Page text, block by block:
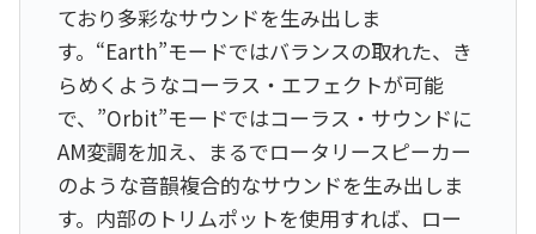
ており多彩なサウンドを生み出しま
す。“Earth”モードではバランスの取れた、き
らめくようなコーラス・エフェクトが可能
で、”Orbit”モードではコーラス・サウンドに
AM変調を加え、まるでロータリースピーカー
のような音韻複合的なサウンドを生み出しま
す。内部のトリムポットを使用すれば、ロー